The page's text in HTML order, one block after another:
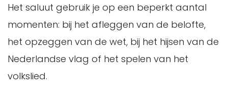
Het saluut gebruik je op een beperkt aantal
momenten: bij het afleggen van de belofte,
het opzeggen van de wet, bij het hijsen van de
Nederlandse vlag of het spelen van het
volkslied.